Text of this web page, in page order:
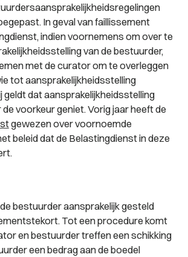
In geval van faillissement
indien voornemens om over te
van de bestuurder,
met de curator om te overleggen
tot aansprakelijkheidsstelling
geldt dat aansprakelijkheidsstelling
voorkeur geniet. Vorig jaar heeft de
gewezen over voornoemde
beleid dat de Belastingdienst in deze
bestuurder aansprakelijk gesteld
Tot een procedure komt
en bestuurder treffen een schikking
een bedrag aan de boedel